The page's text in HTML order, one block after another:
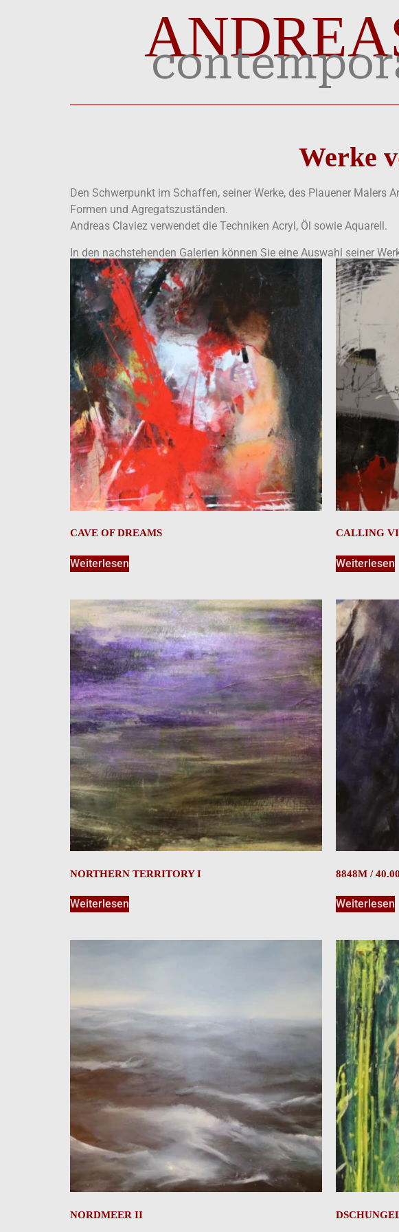
Werke
Den Schwerpunkt im Schaffen, seiner Werke, des Plauener
Formen und Agregatszuständen.
Andreas Claviez verwendet die Techniken Acryl, Öl sowie Aquarell.
In den nachstehenden Galerien können Sie eine Auswahl seiner
CAVE OF DREAMS
Weiterlesen
CALLING
Weiterlesen
NORTHERN TERRITORY I
Weiterlesen
8848M /
Weiterlesen
NORDMEER II